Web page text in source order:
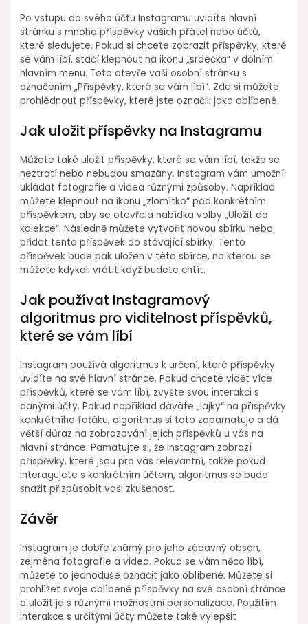
Po vstupu do svého účtu Instagramu uvidíte hlavní
stránku s mnoha příspěvky vašich přátel nebo účtů,
které sledujete. Pokud si chcete zobrazit příspěvky, které
se vám líbí, stačí klepnout na ikonu „srdečka“ v dolním
hlavním menu. Toto otevře vaši osobní stránku s
označením „Příspěvky, které se vám líbí“. Zde si můžete
prohlédnout příspěvky, které jste označili jako oblíbené.
Jak uložit příspěvky na Instagramu
Můžete také uložit příspěvky, které se vám líbí, takže se
neztratí nebo nebudou smazány. Instagram vám umožní
ukládat fotografie a videa různými způsoby. Například
můžete klepnout na ikonu „zlomítko“ pod konkrétním
příspěvkem, aby se otevřela nabídka volby „Uložit do
kolekce“. Následně můžete vytvořit novou sbírku nebo
přidat tento příspěvek do stávající sbírky. Tento
příspěvek bude pak uložen v této sbírce, na kterou se
můžete kdykoli vrátit když budete chtít.
Jak používat Instagramový
algoritmus pro viditelnost příspěvků,
které se vám líbí
Instagram používá algoritmus k určení, které příspěvky
uvidíte na své hlavní stránce. Pokud chcete vidět více
příspěvků, které se vám líbí, zvyšte svou interakci s
danými účty. Pokud například dáváte „lajky“ na příspěvky
konkrétního foťáku, algoritmus si toto zapamatuje a dá
větší důraz na zobrazování jejich příspěvků u vás na
hlavní stránce. Pamatujte si, že Instagram zobrazí
příspěvky, které jsou pro vás relevantní, takže pokud
interagujete s konkrétním účtem, algoritmus se bude
snažit přizpůsobit vaši zkušenost.
Závěr
Instagram je dobře známý pro jeho zábavný obsah,
zejména fotografie a videa. Pokud se vám něco líbí,
můžete to jednoduše označit jako oblíbené. Můžete si
prohlížet svoje oblíbené příspěvky na své osobní stránce
a uložit je s různými možnostmi personalizace. Použitím
interakce s určitými účty můžete také vylepšit